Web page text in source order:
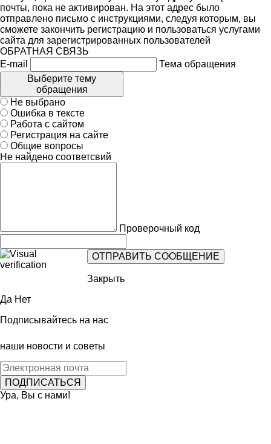
почты, пока не активирован. На этот адрес было
отправлено письмо с инструкциями, следуя которым, вы
сможете закончить регистрацию и пользоваться услугами
сайта для зарегистрированных пользователей
ОБРАТНАЯ СВЯЗЬ
E-mail
Тема обращения
Выберите тему
обращения
Не выбрано
Ошибка в тексте
Работа с сайтом
Регистрация на сайте
Общие вопросы
Не найдено соответсвий
Проверочный код
Закрыть
Да Нет
Подписывайтесь на нас
наши новости и советы
Ура, Вы с нами!